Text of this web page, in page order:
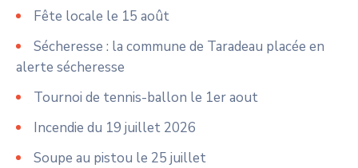
Fête locale le 15 août
Sécheresse : la commune de Taradeau placée en
alerte sécheresse
Tournoi de tennis-ballon le 1er aout
Incendie du 19 juillet 2026
Soupe au pistou le 25 juillet